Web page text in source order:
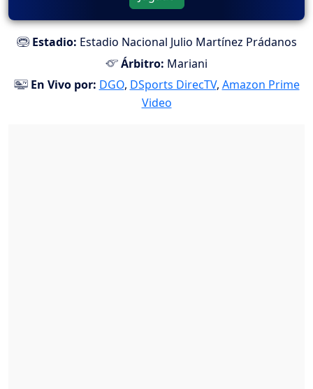
Estadio: Estadio Nacional Julio Martínez Prádanos
Árbitro: Mariani
En Vivo por: DGO, DSports DirecTV, Amazon Prime
Video